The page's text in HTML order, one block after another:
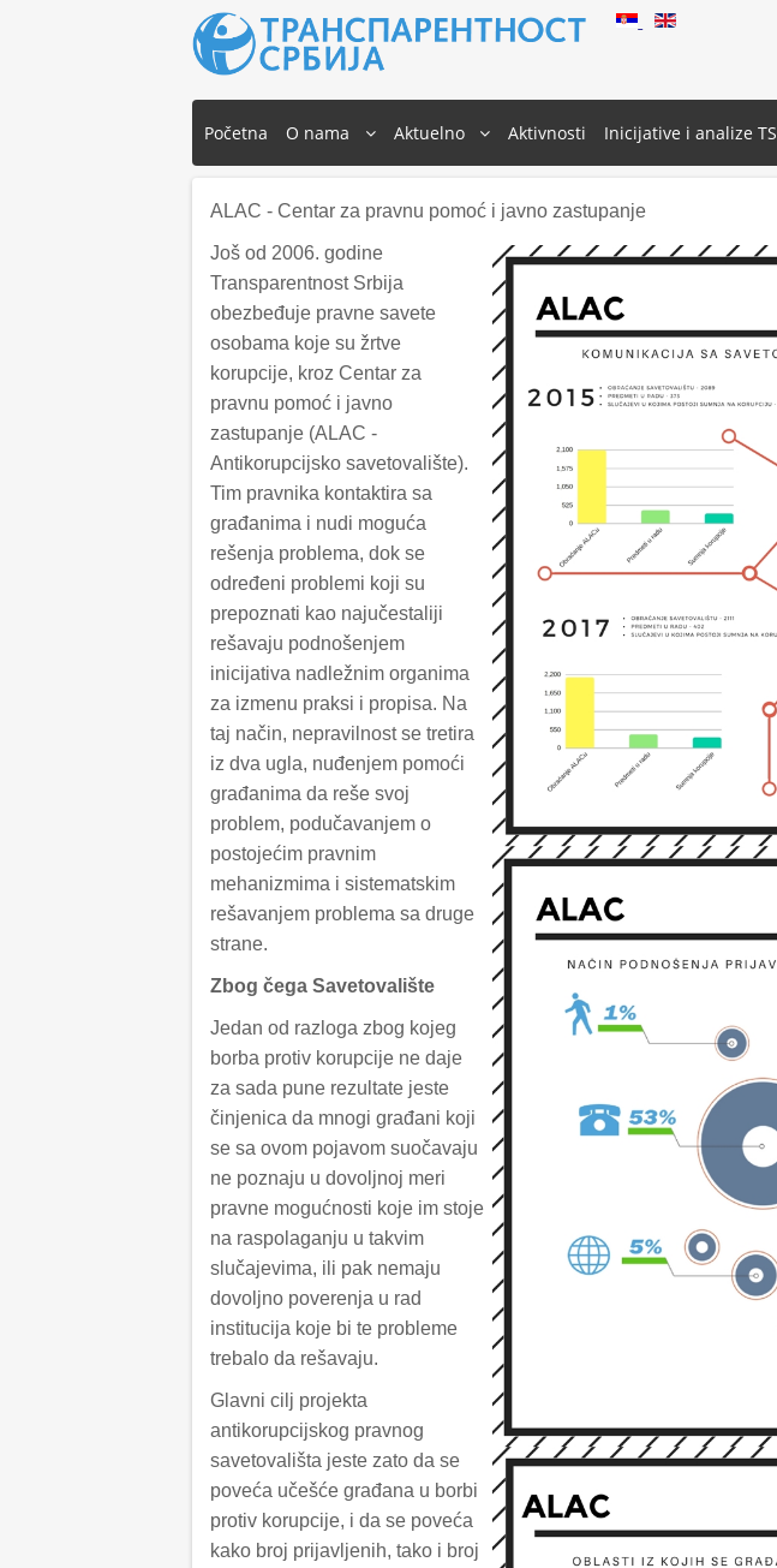
Početna O nama Aktuelno Aktivnosti Inicijative i analize TS
ALAC - Centar za pravnu pomoć i javno zastupanje
Još od 2006. godine
Transparentnost Srbija
obezbeđuje pravne savete
osobama koje su žrtve
korupcije, kroz Centar za
pravnu pomoć i javno
zastupanje (ALAC -
Antikorupcijsko savetovalište).
Tim pravnika kontaktira sa
građanima i nudi moguća
rešenja problema, dok se
određeni problemi koji su
prepoznati kao najučestaliji
rešavaju podnošenjem
inicijativa nadležnim organima
za izmenu praksi i propisa. Na
taj način, nepravilnost se tretira
iz dva ugla, nuđenjem pomoći
građanima da reše svoj
problem, podučavanjem o
postojećim pravnim
mehanizmima i sistematskim
rešavanjem problema sa druge
strane.
Zbog čega Savetovalište
Jedan od razloga zbog kojeg
borba protiv korupcije ne daje
za sada pune rezultate jeste
činjenica da mnogi građani koji
se sa ovom pojavom suočavaju
ne poznaju u dovoljnoj meri
pravne mogućnosti koje im stoje
na raspolaganju u takvim
slučajevima, ili pak nemaju
dovoljno poverenja u rad
institucija koje bi te probleme
trebalo da rešavaju.
Glavni cilj projekta
antikorupcijskog pravnog
savetovališta jeste zato da se
poveća učešće građana u borbi
protiv korupcije, i da se poveća
kako broj prijavljenih, tako i broj